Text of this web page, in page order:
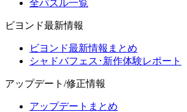
全パズル一覧
ビヨンド最新情報
ビヨンド最新情報まとめ
シャドバフェス･新作体験レポート
アップデート/修正情報
アップデートまとめ